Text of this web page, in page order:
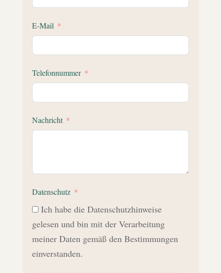
E-Mail
Telefonnummer
Nachricht
Datenschutz
Ich habe die Datenschutzhinweise
gelesen und bin mit der Verarbeitung
meiner Daten gemäß den Bestimmungen
einverstanden.